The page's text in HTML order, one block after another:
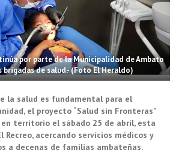
por parte de la Municipalidad de Ambato
brigadas de salud.- (Foto El Heraldo)
la salud es fundamental para el
el proyecto “Salud sin Fronteras”
territorio el sábado 25 de abril, esta
Recreo, acercando servicios médicos y
a decenas de familias ambateñas.